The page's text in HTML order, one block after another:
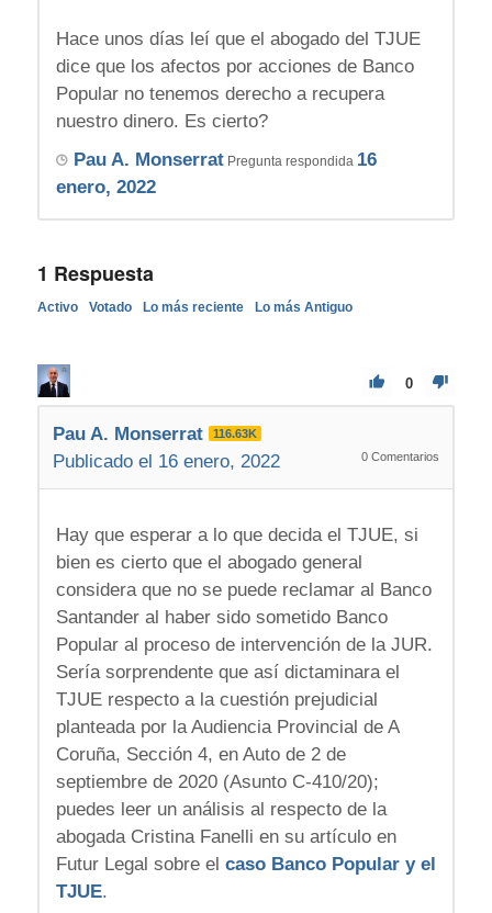
Hace unos días leí que el abogado del TJUE
dice que los afectos por acciones de Banco
Popular no tenemos derecho a recupera
nuestro dinero. Es cierto?
Pau A. MonserratPregunta respondida 16
enero, 2022
1 Respuesta
Activo Votado Lo más reciente Lo más Antiguo
0
Pau A. Monserrat 116.63K
Publicado el 16 enero, 2022 0 Comentarios
Hay que esperar a lo que decida el TJUE, si
bien es cierto que el abogado general
considera que no se puede reclamar al Banco
Santander al haber sido sometido Banco
Popular al proceso de intervención de la JUR.
Sería sorprendente que así dictaminara el
TJUE respecto a la cuestión prejudicial
planteada por la Audiencia Provincial de A
Coruña, Sección 4, en Auto de 2 de
septiembre de 2020 (Asunto C-410/20);
puedes leer un análisis al respecto de la
abogada Cristina Fanelli en su artículo en
Futur Legal sobre el caso Banco Popular y el
TJUE.